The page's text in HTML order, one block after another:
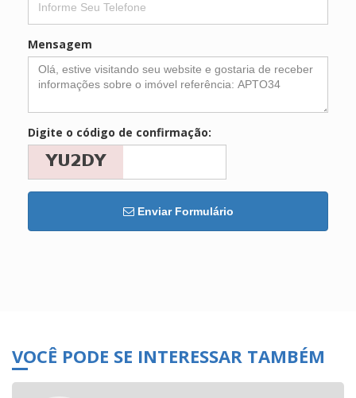
Mensagem
Digite o código de confirmação:
Enviar Formulário
VOCÊ PODE SE INTERESSAR TAMBÉM